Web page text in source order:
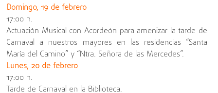
Domingo, 19 de febrero
17:00 h.
Actuación Musical con Acordeón para amenizar la tarde de
Carnaval a nuestros mayores en las residencias “Santa
María del Camino” y “Ntra. Señora de las Mercedes”.
Lunes, 20 de febrero
17:00 h.
Tarde de Carnaval en la Biblioteca.